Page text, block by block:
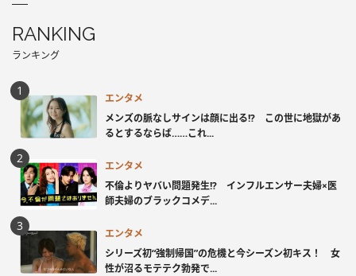
RANKING
ランキング
エンタメ
メンズの脈なしサインは顔に出る!? この世に地獄があ
るとするならば……これ...
エンタメ
不倫よりヤバい問題発生!? インフルエンサー夫婦×医
師夫婦のブラックコメデ...
エンタメ
シリーズ初“強制帰国”の危機と今シーズン初キス！ 女
性が沼るモテテク勃発で...